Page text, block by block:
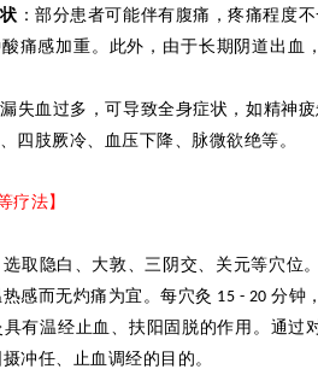
：部分患者可能伴有腹痛，疼痛程度
痛感加重。此外，由于长期阴道出
漏失血过多，可导致全身症状，如精神
四肢厥冷、血压下降、脉微欲绝等。
疗法】
选取隐白、大敦 、三阴交、关元等穴位
感而无灼痛为宜。每穴灸 15 - 20 分钟
具有温经止血、扶阳固脱的作用。通过
摄冲任、止血调经的目的。